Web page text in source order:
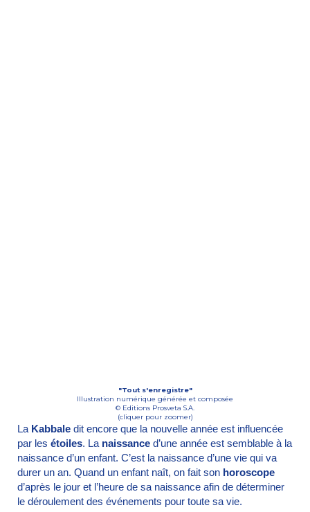
"Tout s'enregistre"
Illustration numérique générée et composée
© Editions Prosveta S.A.
(cliquer pour zoomer)
La Kabbale dit encore que la nouvelle année est influencée
par les étoiles. La naissance d’une année est semblable à la
naissance d’un enfant. C’est la naissance d’une vie qui va
durer un an. Quand un enfant naît, on fait son horoscope
d’après le jour et l’heure de sa naissance afin de déterminer
le déroulement des événements pour toute sa vie.